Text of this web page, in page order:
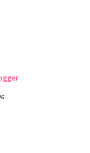
narra le peripezie di
Mame...